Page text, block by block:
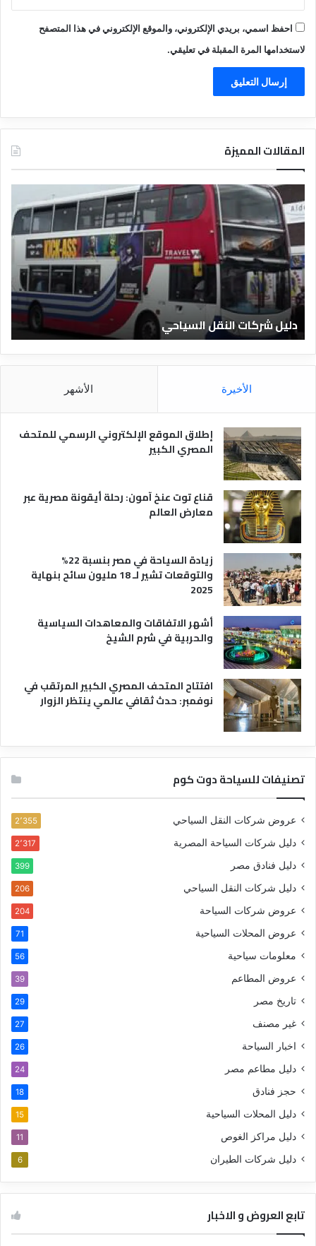
احفظ اسمي، بريدي الإلكتروني، والموقع الإلكتروني في هذا المتصفح
لاستخدامها المرة المقبلة في تعليقي.
المقالات المميزة
ل
ي
ا
ل
ف
ن
ق
ا
ل
ر
ة
دليل الفنادق المصرية
ق
و
الأخيرة الأشهر
إطلاق الموقع الإلكتروني الرسمي للمتحف
المصري الكبير
قناع توت عنخ آمون: رحلة أيقونة مصرية عبر
معارض العالم
زيادة السياحة في مصر بنسبة 22%
والتوقعات تشير لـ 18 مليون سائح بنهاية
2025
أشهر الاتفاقات والمعاهدات السياسية
والحربية في شرم الشيخ
افتتاح المتحف المصري الكبير المرتقب في
نوفمبر: حدث ثقافي عالمي ينتظر الزوار
تصنيفات للسياحة دوت كوم
عروض شركات النقل السياحي 2٬355
دليل شركات السياحة المصرية 2٬317
دليل فنادق مصر 399
دليل شركات النقل السياحي 206
عروض شركات السياحة 204
عروض المحلات السياحية 71
معلومات سياحية 56
عروض المطاعم 39
تاريخ مصر 29
غير مصنف 27
اخبار السياحة 26
دليل مطاعم مصر 24
حجز فنادق 18
دليل المحلات السياحية 15
دليل مراكز الغوص 11
دليل شركات الطيران 6
تابع العروض و الاخبار